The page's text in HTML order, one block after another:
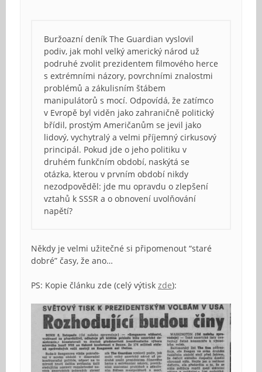
Buržoazní deník The Guardian vyslovil
podiv, jak mohl velký americký národ už
podruhé zvolit prezidentem filmového herce
s extrémními názory, povrchními znalostmi
problémů a zákulisním štábem
manipulátorů s mocí. Odpovídá, že zatímco
v Evropě byl viděn jako zahraničně politický
břídil, prostým Američanům se jevil jako
lidový, vychytralý a velmi příjemný cirkusový
principál. Pokud jde o jeho politiku v
druhém funkčním období, naskýtá se
otázka, kterou v prvním období nikdy
nezodpověděl: jde mu opravdu o zlepšení
vztahů k SSSR a o obnovení uvolňování
napětí?
Někdy je velmi užitečné si připomenout “staré
dobré” časy, že ano…
PS: Kopie článku zde (celý výtisk zde):